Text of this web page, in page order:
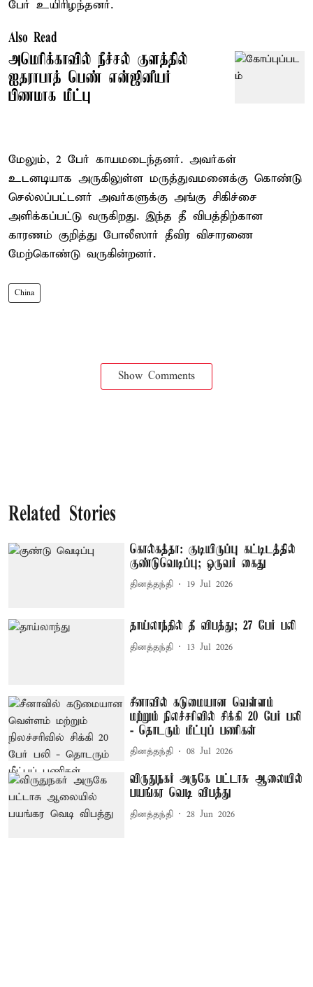
பேர் உயிரிழந்தனர்.
Also Read
அமெரிக்காவில் நீச்சல் குளத்தில்
ஐதராபாத் பெண் என்ஜினீயர்
பிணமாக மீட்பு
மேலும், 2 பேர் காயமடைந்தனர். அவர்கள்
உடனடியாக அருகிலுள்ள மருத்துவமனைக்கு கொண்டு
செல்லப்பட்டனர் அவர்களுக்கு அங்கு சிகிச்சை
அளிக்கப்பட்டு வருகிறது. இந்த தீ விபத்திற்கான
காரணம் குறித்து போலீஸார் தீவிர விசாரணை
மேற்கொண்டு வருகின்றனர்.
China
Show Comments
Related Stories
கொல்கத்தா: குடியிருப்பு கட்டிடத்தில்
குண்டுவெடிப்பு; ஒருவர் கைது
தினத்தந்தி 19 Jul 2026
தாய்லாந்தில் தீ விபத்து; 27 பேர் பலி
தினத்தந்தி 13 Jul 2026
சீனாவில் கடுமையான வெள்ளம்
மற்றும் நிலச்சரிவில் சிக்கி 20 பேர் பலி
- தொடரும் மீட்புப் பணிகள்
தினத்தந்தி 08 Jul 2026
விருதுநகர் அருகே பட்டாசு ஆலையில்
பயங்கர வெடி விபத்து
தினத்தந்தி 28 Jun 2026